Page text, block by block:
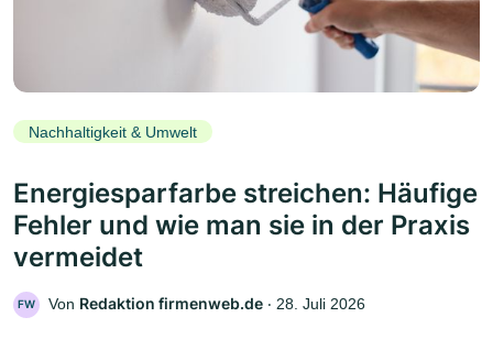
Nachhaltigkeit & Umwelt
Energiesparfarbe streichen: Häufige
Fehler und wie man sie in der Praxis
vermeidet
FW Von Redaktion firmenweb.de ‧ 28. Juli 2026